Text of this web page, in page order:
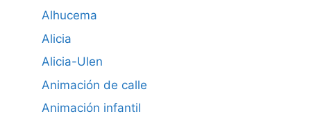
Alhucema
Alicia
Alicia-Ulen
Animación de calle
Animación infantil